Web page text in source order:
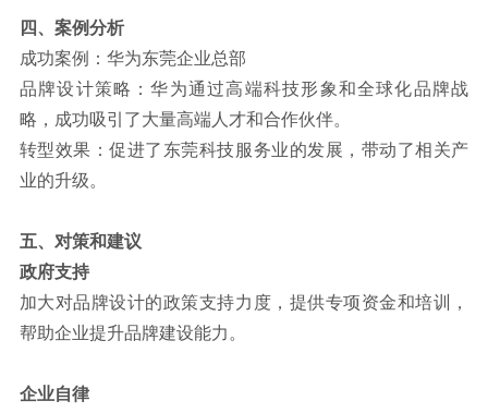
四、案例分析
成功案例：华为东莞企业总部
品牌设计策略：华为通过高端科技形象和全球化品牌战
略，成功吸引了大量高端人才和合作伙伴。
转型效果：促进了东莞科技服务业的发展，带动了相关产
业的升级。
五、对策和建议
政府支持
加大对品牌设计的政策支持力度，提供专项资金和培训，
帮助企业提升品牌建设能力。
企业自律